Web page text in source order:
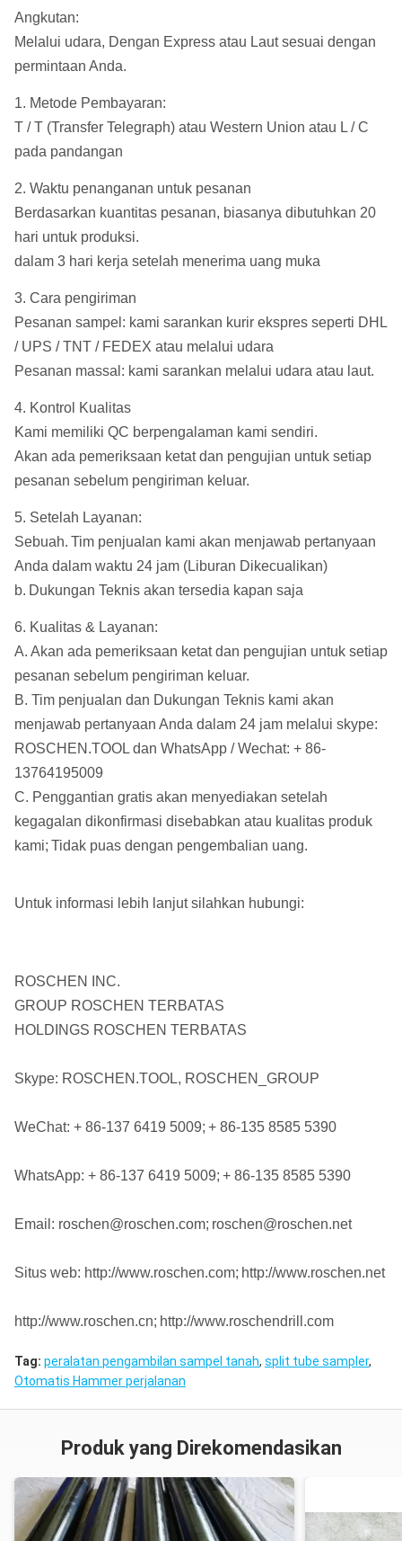
Angkutan:
Melalui udara, Dengan Express atau Laut sesuai dengan
permintaan Anda.
1. Metode Pembayaran:
T / T (Transfer Telegraph) atau Western Union atau L / C
pada pandangan
2. Waktu penanganan untuk pesanan
Berdasarkan kuantitas pesanan, biasanya dibutuhkan 20
hari untuk produksi.
dalam 3 hari kerja setelah menerima uang muka
3. Cara pengiriman
Pesanan sampel: kami sarankan kurir ekspres seperti DHL
/ UPS / TNT / FEDEX atau melalui udara
Pesanan massal: kami sarankan melalui udara atau laut.
4. Kontrol Kualitas
Kami memiliki QC berpengalaman kami sendiri.
Akan ada pemeriksaan ketat dan pengujian untuk setiap
pesanan sebelum pengiriman keluar.
5. Setelah Layanan:
Sebuah. Tim penjualan kami akan menjawab pertanyaan
Anda dalam waktu 24 jam (Liburan Dikecualikan)
b. Dukungan Teknis akan tersedia kapan saja
6. Kualitas & Layanan:
A. Akan ada pemeriksaan ketat dan pengujian untuk setiap
pesanan sebelum pengiriman keluar.
B. Tim penjualan dan Dukungan Teknis kami akan
menjawab pertanyaan Anda dalam 24 jam melalui skype:
ROSCHEN.TOOL dan WhatsApp / Wechat: + 86-
13764195009
C. Penggantian gratis akan menyediakan setelah
kegagalan dikonfirmasi disebabkan atau kualitas produk
kami; Tidak puas dengan pengembalian uang.
Untuk informasi lebih lanjut silahkan hubungi:
ROSCHEN INC.
GROUP ROSCHEN TERBATAS
HOLDINGS ROSCHEN TERBATAS
Skype: ROSCHEN.TOOL, ROSCHEN_GROUP
WeChat: + 86-137 6419 5009; + 86-135 8585 5390
WhatsApp: + 86-137 6419 5009; + 86-135 8585 5390
Email: roschen@roschen.com; roschen@roschen.net
Situs web: http://www.roschen.com; http://www.roschen.net
http://www.roschen.cn; http://www.roschendrill.com
Tag: peralatan pengambilan sampel tanah, split tube sampler,
Otomatis Hammer perjalanan
Produk yang Direkomendasikan